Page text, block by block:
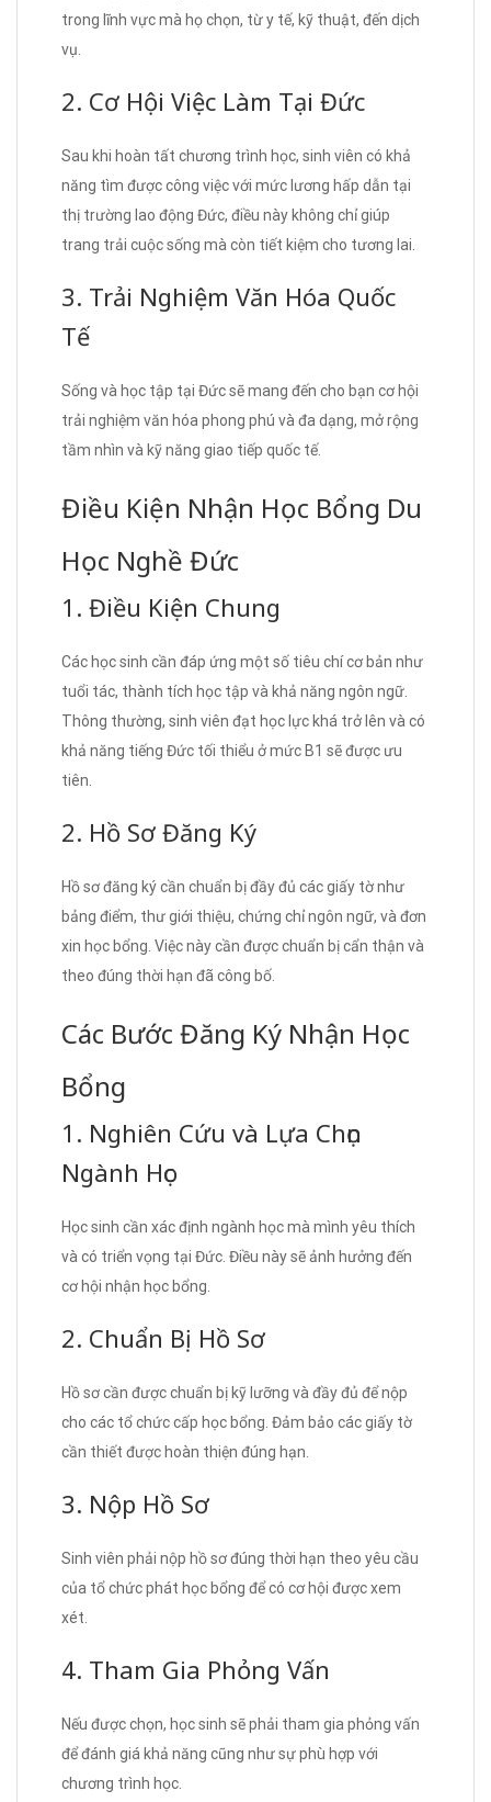
trong lĩnh vực mà họ chọn, từ y tế, kỹ thuật, đến dịch
vụ.
2. Cơ Hội Việc Làm Tại Đức
Sau khi hoàn tất chương trình học, sinh viên có khả
năng tìm được công việc với mức lương hấp dẫn tại
thị trường lao động Đức, điều này không chỉ giúp
trang trải cuộc sống mà còn tiết kiệm cho tương lai.
3. Trải Nghiệm Văn Hóa Quốc
Tế
Sống và học tập tại Đức sẽ mang đến cho bạn cơ hội
trải nghiệm văn hóa phong phú và đa dạng, mở rộng
tầm nhìn và kỹ năng giao tiếp quốc tế.
Điều Kiện Nhận Học Bổng Du
Học Nghề Đức
1. Điều Kiện Chung
Các học sinh cần đáp ứng một số tiêu chí cơ bản như
tuổi tác, thành tích học tập và khả năng ngôn ngữ.
Thông thường, sinh viên đạt học lực khá trở lên và có
khả năng tiếng Đức tối thiểu ở mức B1 sẽ được ưu
tiên.
2. Hồ Sơ Đăng Ký
Hồ sơ đăng ký cần chuẩn bị đầy đủ các giấy tờ như
bảng điểm, thư giới thiệu, chứng chỉ ngôn ngữ, và đơn
xin học bổng. Việc này cần được chuẩn bị cẩn thận và
theo đúng thời hạn đã công bố.
Các Bước Đăng Ký Nhận Học
Bổng
1. Nghiên Cứu và Lựa Chọn
Ngành Học
Học sinh cần xác định ngành học mà mình yêu thích
và có triển vọng tại Đức. Điều này sẽ ảnh hưởng đến
cơ hội nhận học bổng.
2. Chuẩn Bị Hồ Sơ
Hồ sơ cần được chuẩn bị kỹ lưỡng và đầy đủ để nộp
cho các tổ chức cấp học bổng. Đảm bảo các giấy tờ
cần thiết được hoàn thiện đúng hạn.
3. Nộp Hồ Sơ
Sinh viên phải nộp hồ sơ đúng thời hạn theo yêu cầu
của tổ chức phát học bổng để có cơ hội được xem
xét.
4. Tham Gia Phỏng Vấn
Nếu được chọn, học sinh sẽ phải tham gia phỏng vấn
để đánh giá khả năng cũng như sự phù hợp với
chương trình học.